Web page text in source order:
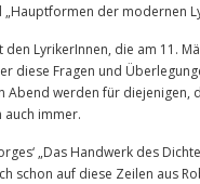
„Hauptformen der modernen
LyrikerInnen, die am 11.
diese Fragen und
Abend werden für diejenigen,
auch immer.
„Das Handwerk des
schon auf diese Zeilen aus